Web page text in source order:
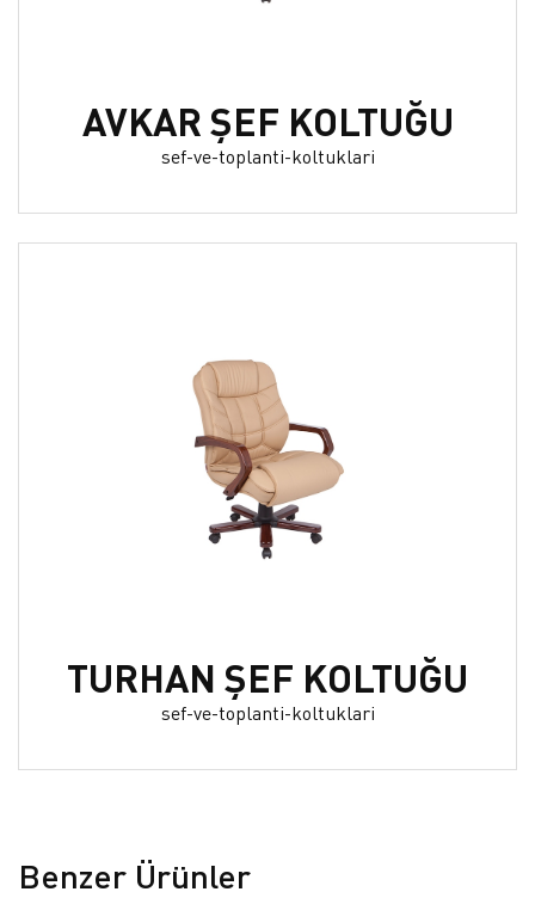
AVKAR ŞEF KOLTUĞU
sef-ve-toplanti-koltuklari
TURHAN ŞEF KOLTUĞU
sef-ve-toplanti-koltuklari
Benzer Ürünler